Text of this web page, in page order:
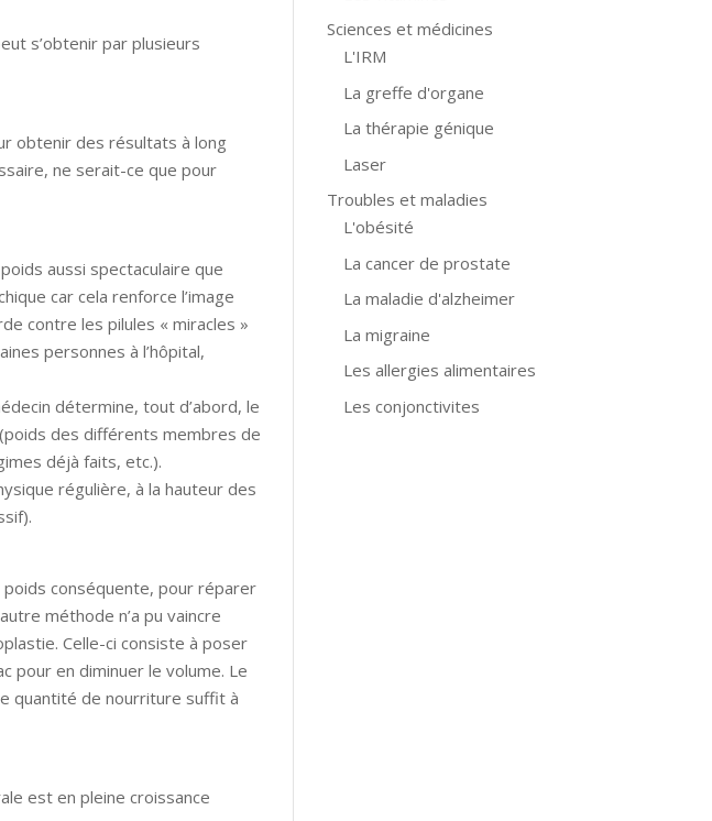
s’obtenir par plusieurs
obtenir des résultats à long
ne serait-ce que pour
aussi spectaculaire que
car cela renforce l’image
contre les pilules « miracles »
personnes à l’hôpital,
détermine, tout d’abord, le
des différents membres de
déjà faits, etc.).
régulière, à la hauteur des
conséquente, pour réparer
méthode n’a pu vaincre
Celle-ci consiste à poser
pour en diminuer le volume. Le
quantité de nourriture suffit à
est en pleine croissance
Sciences et médicines
L'IRM
La greffe d'organe
La thérapie génique
Laser
Troubles et maladies
L'obésité
La cancer de prostate
La maladie d'alzheimer
La migraine
Les allergies alimentaires
Les conjonctivites